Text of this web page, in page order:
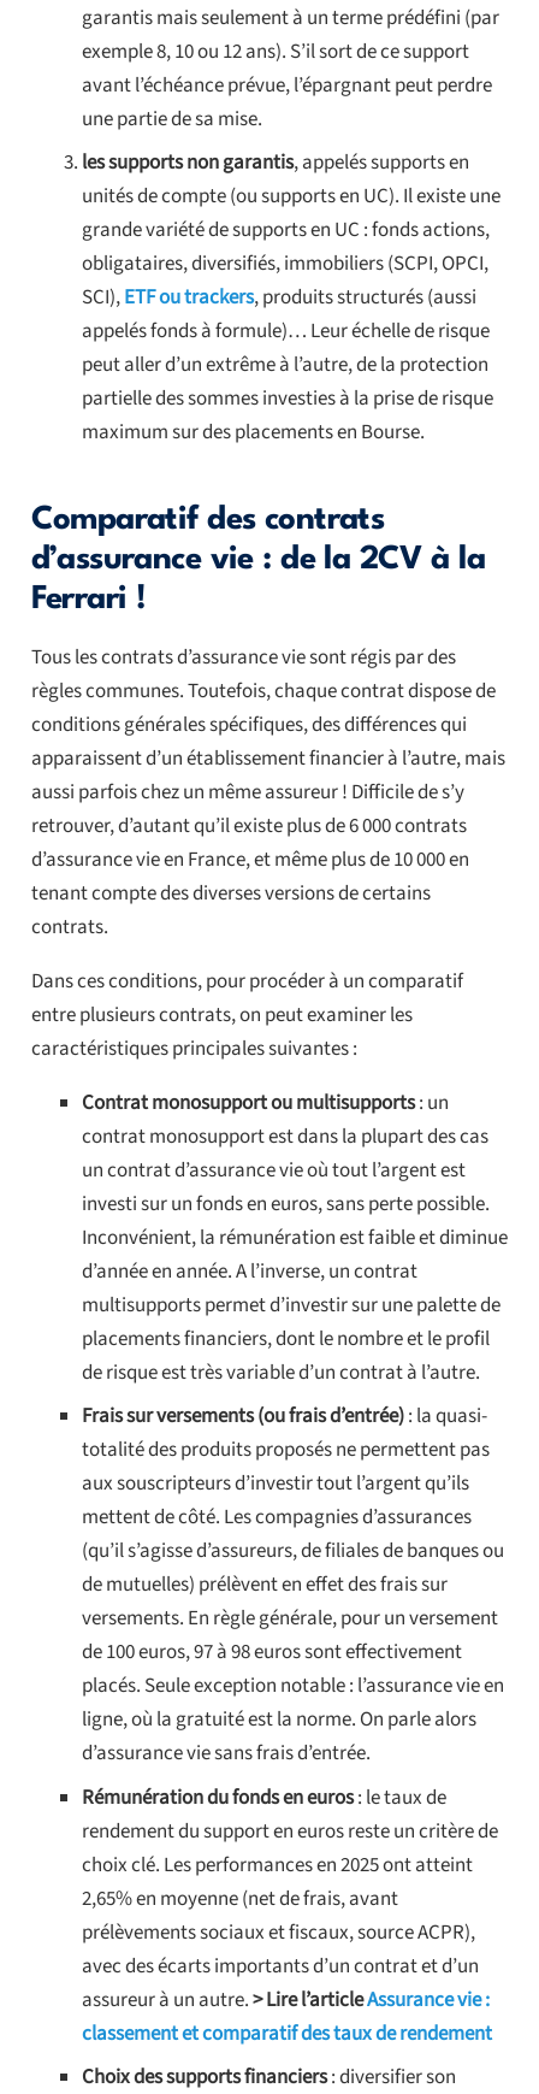
garantis mais seulement à un terme prédéfini (par
exemple 8, 10 ou 12 ans). S’il sort de ce support
avant l’échéance prévue, l’épargnant peut perdre
une partie de sa mise.
les supports non garantis, appelés supports en
unités de compte (ou supports en UC). Il existe une
grande variété de supports en UC : fonds actions,
obligataires, diversifiés, immobiliers (SCPI, OPCI,
SCI),ETF ou trackers, produits structurés (aussi
appelés fonds à formule)… Leur échelle de risque
peut aller d’un extrême à l’autre, de la protection
partielle des sommes investies à la prise de risque
maximum sur des placements en Bourse.
Comparatif des contrats
d’assurance vie : de la 2CV à la
Ferrari !
Tous les contrats d’assurance vie sont régis par des
règles communes. Toutefois, chaque contrat dispose de
conditions générales spécifiques, des différences qui
apparaissent d’un établissement financier à l’autre, mais
aussi parfois chez un même assureur ! Difficile de s’y
retrouver, d’autant qu’il existe plus de 6 000 contrats
d’assurance vie en France, et même plus de 10 000 en
tenant compte des diverses versions de certains
contrats.
Dans ces conditions, pour procéder à un comparatif
entre plusieurs contrats, on peut examiner les
caractéristiques principales suivantes :
Contrat monosupport ou multisupports: un
contrat monosupport est dans la plupart des cas
un contrat d’assurance vie où tout l’argent est
investi sur un fonds en euros, sans perte possible.
Inconvénient, la rémunération est faible et diminue
d’année en année. A l’inverse, un contrat
multisupports permet d’investir sur une palette de
placements financiers, dont le nombre et le profil
de risque est très variable d’un contrat à l’autre.
Frais sur versements (ou frais d’entrée): la quasi-
totalité des produits proposés ne permettent pas
aux souscripteurs d’investir tout l’argent qu’ils
mettent de côté. Les compagnies d’assurances
(qu’il s’agisse d’assureurs, de filiales de banques ou
de mutuelles) prélèvent en effet des frais sur
versements. En règle générale, pour un versement
de 100 euros, 97 à 98 euros sont effectivement
placés. Seule exception notable : l’assurance vie en
ligne, où la gratuité est la norme. On parle alors
d’assurance vie sans frais d’entrée.
Rémunération du fonds en euros: le taux de
rendement du support en euros reste un critère de
choix clé. Les performances en 2025 ont atteint
2,65% en moyenne (net de frais, avant
prélèvements sociaux et fiscaux, source ACPR),
avec des écarts importants d’un contrat et d’un
assureur à un autre.> Lire l’articleAssurance vie :
classement et comparatif des taux de rendement
Choix des supports financiers: diversifier son